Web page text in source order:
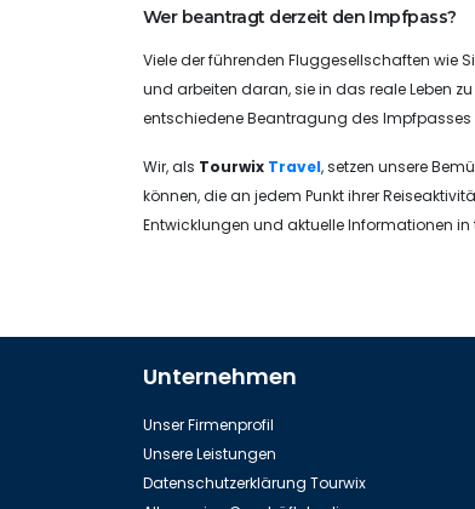
Wer beantragt derzeit den Impfpass?
Viele der führenden Fluggesellschaften wie
und arbeiten daran, sie in das reale Leben
entschiedene Beantragung des
Wir, als Tourwix Travel, setzen unsere
können, die an jedem Punkt ihrer
Entwicklungen und aktuelle Informationen
Unternehmen
Unser Firmenprofil
Unsere Leistungen
Datenschutzerklärung Tourwix